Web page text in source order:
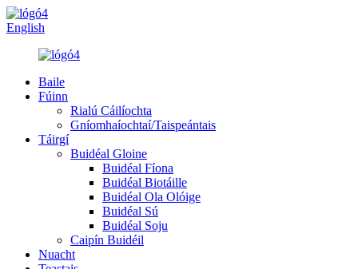
English
Baile
Fúinn
Rialú Cáilíochta
Gníomhaíochtaí/Taispeántais
Táirgí
Buidéal Gloine
Buidéal Fíona
Buidéal Biotáille
Buidéal Ola Olóige
Buidéal Sú
Buidéal Soju
Caipín Buidéil
Nuacht